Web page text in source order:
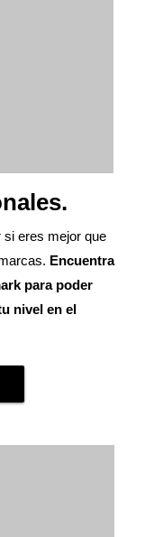
si eres mejor que
Encuentra
para poder
nivel en el